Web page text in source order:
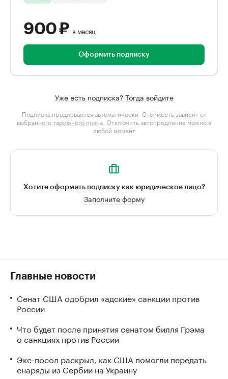
900 ₽ в месяц
Оформить подписку
Уже есть подписка? Тогда войдите
Подписка продлевается автоматически. Стоимость зависит от
выбранного тарифного плана . Отключить автопродление можно в
любой момент
Хотите оформить подписку как юридическое лицо?
Заполните форму
Главные новости
Сенат США одобрил «адские» санкции против
России
Что будет после принятия сенатом билля Грэма
о санкциях против России
Экс-посол раскрыл, как США помогли передать
снаряды из Сербии на Украину